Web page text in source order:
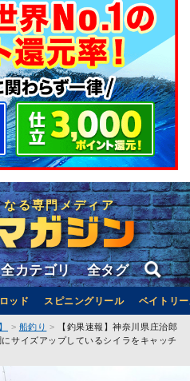
る専門メディア
全カテゴリ 全タグ
ロッド スピニングリール ベイトリ
船釣り
【釣果速報】神奈川県庄治郎
サイズアップしているシイラをキャッチ